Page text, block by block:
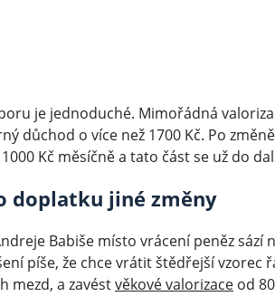
je jednoduché. Mimořádná
důchod o více než 1700 Kč. Po
Kč měsíčně a tato část se už do
doplatku jiné změny
Babiše místo vrácení peněz
píše, že chce vrátit štědřejší
mezd, a zavéstvěkové valorizace od